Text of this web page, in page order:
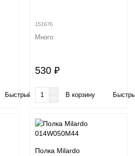
Быстрый заказ
151676
Много
530 ₽
В корзину
Полка Milardo